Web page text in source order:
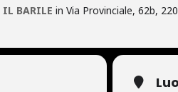
IL BARILE in Via Provinciale, 62b,